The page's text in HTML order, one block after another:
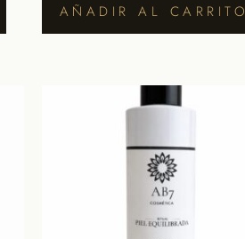
AÑADIR AL CARRITO